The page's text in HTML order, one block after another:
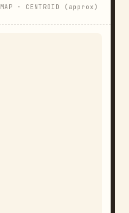
MAP · CENTROID (approx)